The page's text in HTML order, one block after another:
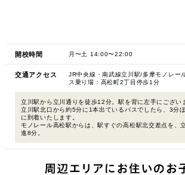
開校時間 月〜土 14:00〜22:00
交通アクセス
JR中央線・南武線立川駅/多摩モノレー
ス乗り場：高松町2丁目停歩1分
立川駅から立川通りを徒歩12分。駅を背に左手にござい
立川駅北口から約5分に1本出ているバスでしたら、3分
に到着いたします。
モノレール高松駅からは、駅すぐの高松駅北交差点を、
進8分。